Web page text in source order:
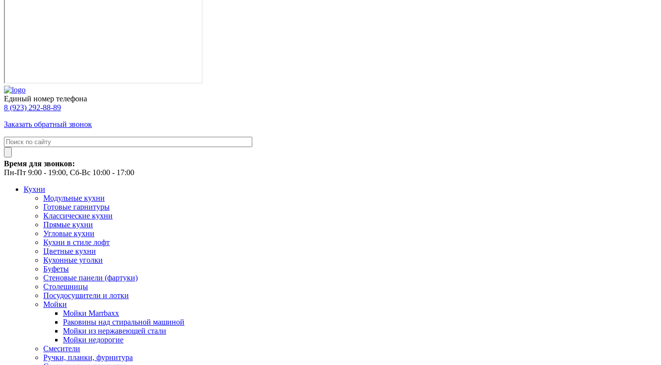
Единый номер телефона
8 (923) 292-88-89
Заказать обратный звонок
Время для звонков:
Пн-Пт 9:00 - 19:00, Сб-Вс 10:00 - 17:00
Кухни
Модульные кухни
Готовые гарнитуры
Классические кухни
Прямые кухни
Угловые кухни
Кухни в стиле лофт
Цветные кухни
Кухонные уголки
Буфеты
Стеновые панели (фартуки)
Столешницы
Посудосушители и лотки
Мойки
Мойки Marrbaxx
Раковины над стиральной машиной
Мойки из нержавеющей стали
Мойки недорогие
Смесители
Ручки, планки, фурнитура